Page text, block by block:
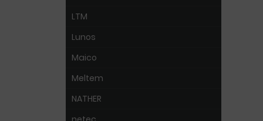
LTM
Lunos
Maico
Meltem
NATHER